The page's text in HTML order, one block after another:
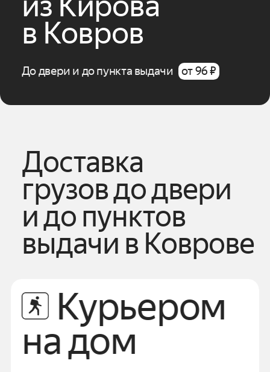
в Ковров
До двери и до пункта выдачи от 96 ₽
Доставка
грузов до двери
и до пунктов
выдачи в Коврове
Курьером
на дом